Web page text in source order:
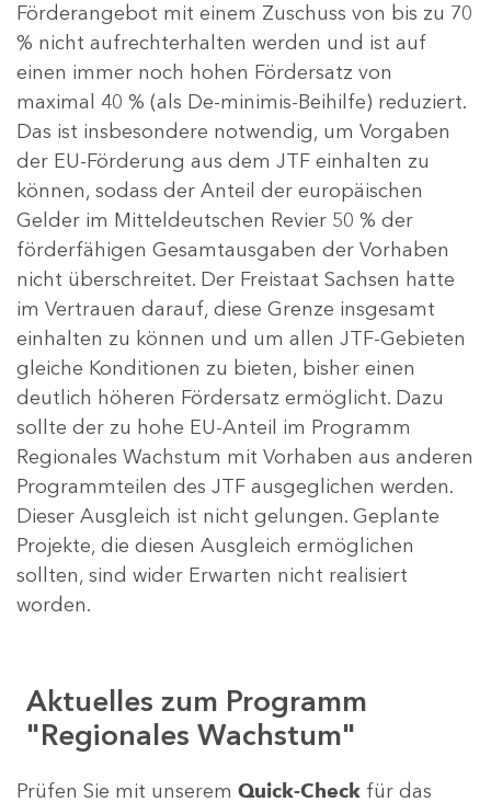
Förderangebot mit einem Zuschuss von bis zu 70
% nicht aufrechterhalten werden und ist auf
einen immer noch hohen Fördersatz von
maximal 40 % (als De-minimis-Beihilfe) reduziert.
Das ist insbesondere notwendig, um Vorgaben
der EU-Förderung aus dem JTF einhalten zu
können, sodass der Anteil der europäischen
Gelder im Mitteldeutschen Revier 50 % der
förderfähigen Gesamtausgaben der Vorhaben
nicht überschreitet. Der Freistaat Sachsen hatte
im Vertrauen darauf, diese Grenze insgesamt
einhalten zu können und um allen JTF-Gebieten
gleiche Konditionen zu bieten, bisher einen
deutlich höheren Fördersatz ermöglicht. Dazu
sollte der zu hohe EU-Anteil im Programm
Regionales Wachstum mit Vorhaben aus anderen
Programmteilen des JTF ausgeglichen werden.
Dieser Ausgleich ist nicht gelungen. Geplante
Projekte, die diesen Ausgleich ermöglichen
sollten, sind wider Erwarten nicht realisiert
worden.
Aktuelles zum Programm
"Regionales Wachstum"
Prüfen Sie mit unserem Quick-Check für das